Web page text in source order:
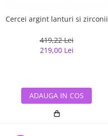
Cercei argint lanturi si zirconii
419,22 Lei
219,00 Lei
ADAUGA IN COS